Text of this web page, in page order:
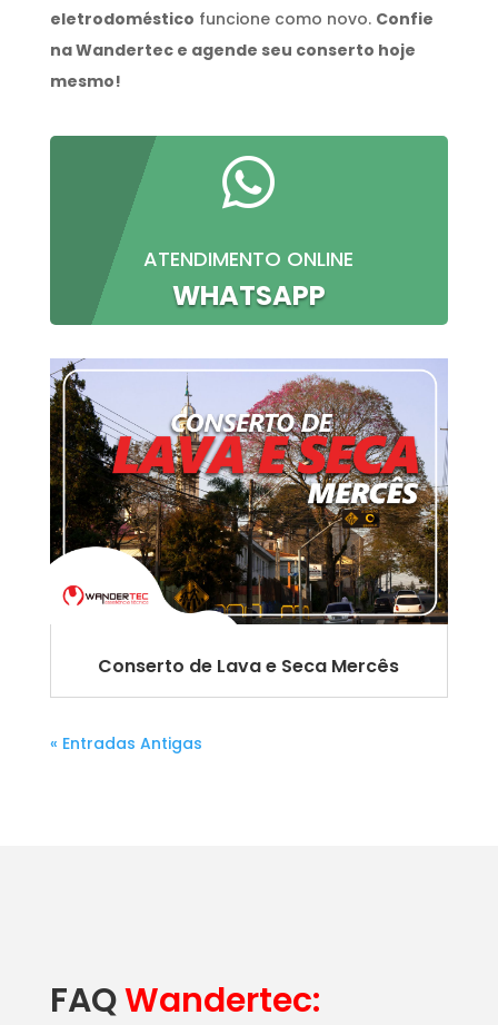
eletrodoméstico funcione como novo. Confie
na Wandertec e agende seu conserto hoje
mesmo!

ATENDIMENTO ONLINE
WHATSAPP
Conserto de Lava e Seca Mercês
« Entradas Antigas
FAQWandertec: